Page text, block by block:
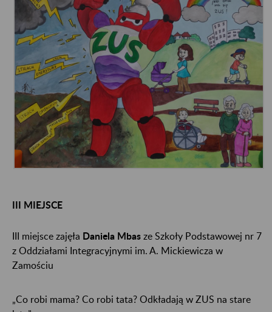
III MIEJSCE
III miejsce zajęła Daniela Mbas ze Szkoły Podstawowej nr 7
z Oddziałami Integracyjnymi im. A. Mickiewicza w
Zamościu
„Co robi mama? Co robi tata? Odkładają w ZUS na stare